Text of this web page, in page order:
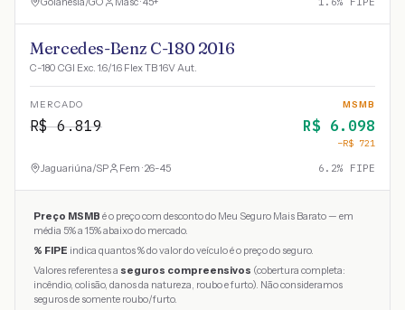
Mercedes-Benz C-180 2016
C-180 CGI Exc. 1.6/1.6 Flex TB 16V Aut.
MERCADO
R$6.819
MSMB
R$ 6.098
−R$ 721
Jaguariúna/SP Fem · 26-45 6.2% FIPE
Preço MSMB é o preço com desconto do Meu Seguro Mais Barato — em
média 5% a 15% abaixo do mercado.
% FIPE indica quantos % do valor do veículo é o preço do seguro.
Valores referentes a seguros compreensivos (cobertura completa:
incêndio, colisão, danos da natureza, roubo e furto). Não consideramos
seguros de somente roubo/furto.